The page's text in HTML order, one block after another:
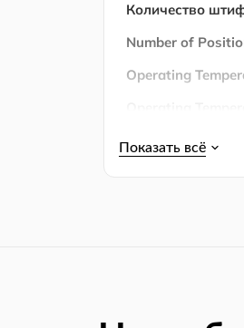
Количество
Number of
Operating
Operating